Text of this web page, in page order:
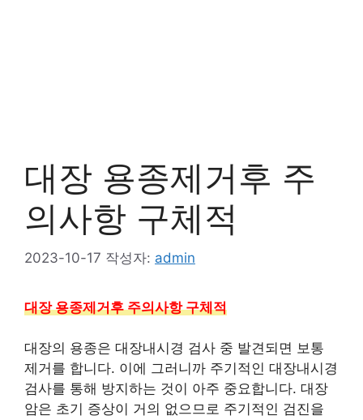
대장 용종제거후 주
의사항 구체적
2023-10-17 작성자: admin
대장 용종제거후 주의사항 구체적
대장의 용종은 대장내시경 검사 중 발견되면 보통
제거를 합니다. 이에 그러니까 주기적인 대장내시경
검사를 통해 방지하는 것이 아주 중요합니다. 대장
암은 초기 증상이 거의 없으므로 주기적인 검진을